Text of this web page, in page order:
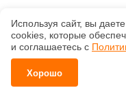
Используя сайт, вы
сооkiеs, которые
и соглашаетесь с
Хорошо